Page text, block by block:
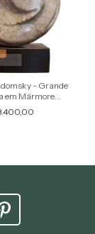
1
- Grande
em Mármore
Abstrato